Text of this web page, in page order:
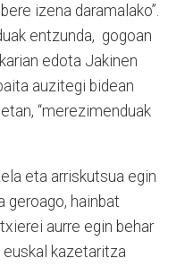
izena daramalako”.
entzunda, gogoan
edota Jakinen
auzitegi bidean
“merezimenduak
eta arriskutsua egin
geroago, hainbat
aurre egin behar
euskal kazetaritza